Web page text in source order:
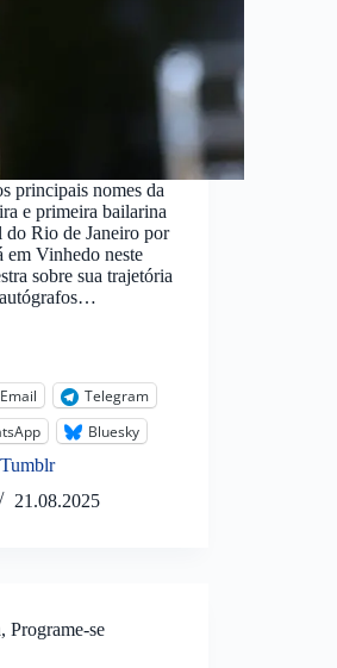
principais nomes da
e primeira bailarina
Rio de Janeiro por
em Vinhedo neste
sobre sua trajetória
autógrafos…
Email
Telegram
Bluesky
21.08.2025
, Programe-se